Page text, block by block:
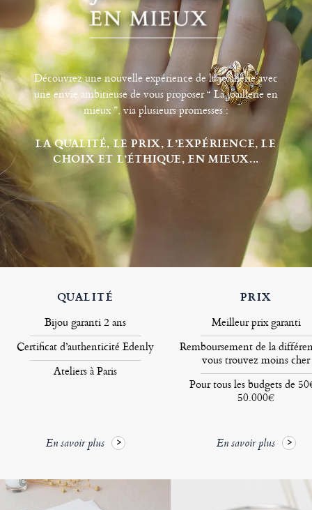
Découvrez une nouvelle expérience de la joaillerie avec
une envie ambitieuse de vous proposer “ La joaillerie en
mieux ”, via plusieurs promesses :
LA QUALITÉ, LE PRIX, L’EXPÉRIENCE, LE
CHOIX ET L’ÉTHIQUE, EN MIEUX...
QUALITÉ
Bijou garanti 2 ans
Certificat d’authenticité Edenly
Ateliers à Paris
En savoir plus
PRIX
Meilleur prix garanti
Remboursement de la
vous trouvez moins cher
Pour tous les budgets de
50.000€
En savoir plus